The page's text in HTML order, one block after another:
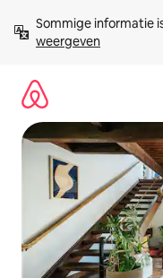
direct
naar
Sommige informatie
weergeven